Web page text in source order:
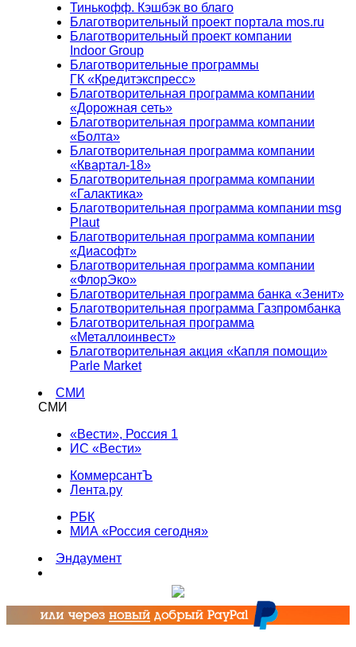
Тинькофф. Кэшбэк во благо
Благотворительный проект портала mos.ru
Благотворительный проект компании
Indoor Group
Благотворительные программы
ГК «Кредитэкспресс»
Благотворительная программа компании
«Дорожная сеть»
Благотворительная программа компании
«Болта»
Благотворительная программа компании
«Квартал-18»
Благотворительная программа компании
«Галактика»
Благотворительная программа компании msg
Plaut
Благотворительная программа компании
«Диасофт»
Благотворительная программа компании
«ФлорЭко»
Благотворительная программа банка «Зенит»
Благотворительная программа Газпромбанка
Благотворительная программа
«Металлоинвест»
Благотворительная акция «Капля помощи»
Parle Market
СМИ
СМИ
«Вести», Россия 1
ИС «Вести»
КоммерсантЪ
Лента.ру
РБК
МИА «Россия сегодня»
Эндаумент